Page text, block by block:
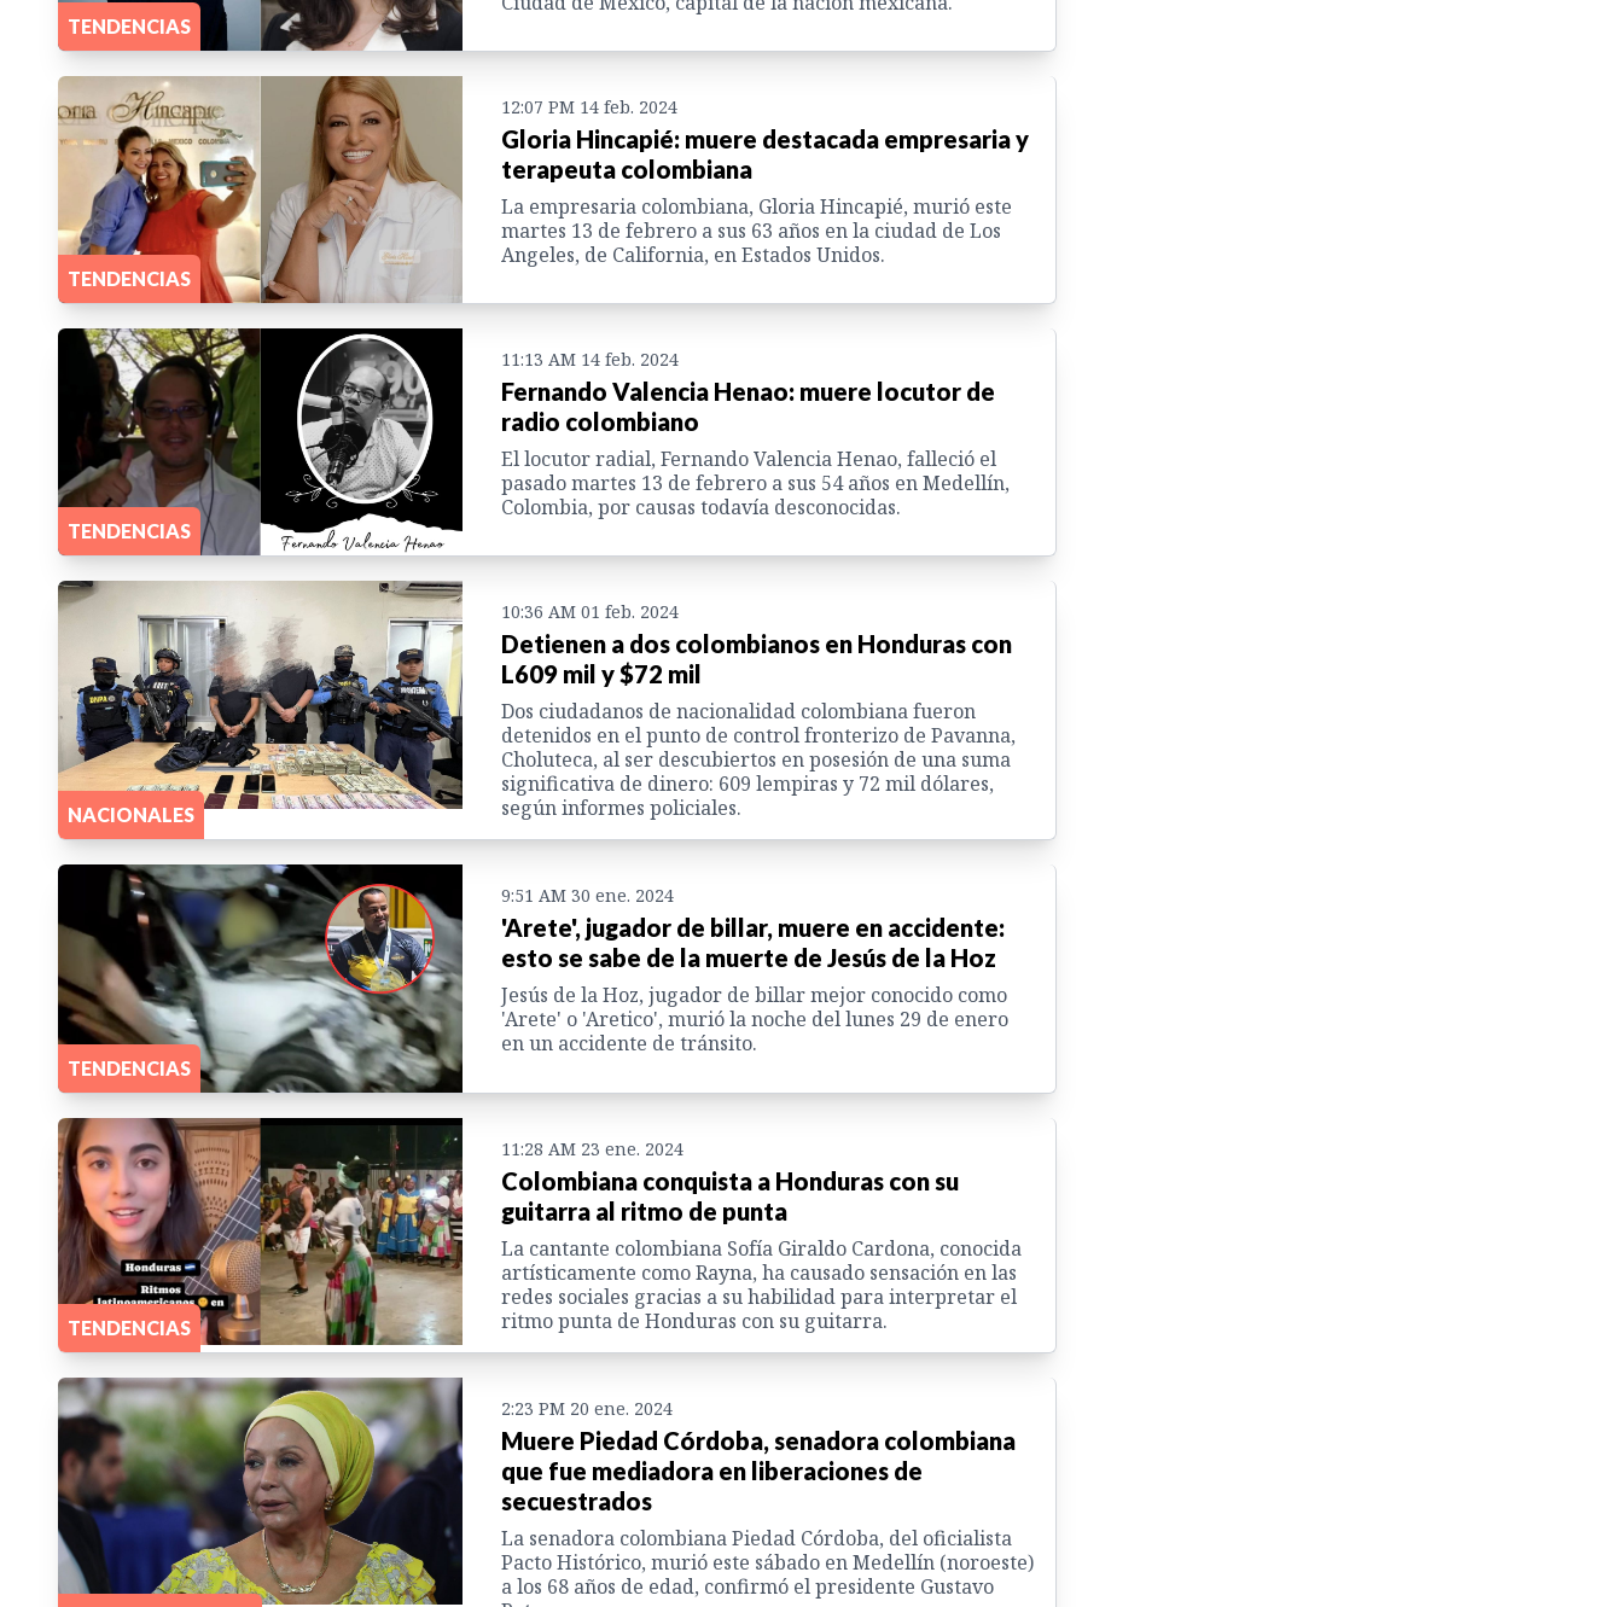
TENDENCIAS
TENDENCIAS
12:07 PM 14 feb. 2024
Gloria Hincapié: muere destacada empresaria y
terapeuta colombiana
La empresaria colombiana, Gloria Hincapié, murió este
martes 13 de febrero a sus 63 años en la ciudad de Los
Angeles, de California, en Estados Unidos.
TENDENCIAS
11:13 AM 14 feb. 2024
Fernando Valencia Henao: muere locutor de
radio colombiano
El locutor radial, Fernando Valencia Henao, falleció el
pasado martes 13 de febrero a sus 54 años en Medellín,
Colombia, por causas todavía desconocidas.
NACIONALES
10:36 AM 01 feb. 2024
Detienen a dos colombianos en Honduras con
L609 mil y $72 mil
Dos ciudadanos de nacionalidad colombiana fueron
detenidos en el punto de control fronterizo de Pavanna,
Choluteca, al ser descubiertos en posesión de una suma
significativa de dinero: 609 lempiras y 72 mil dólares,
según informes policiales.
TENDENCIAS
9:51 AM 30 ene. 2024
'Arete', jugador de billar, muere en accidente:
esto se sabe de la muerte de Jesús de la Hoz
Jesús de la Hoz, jugador de billar mejor conocido como
'Arete' o 'Aretico', murió la noche del lunes 29 de enero
en un accidente de tránsito.
TENDENCIAS
11:28 AM 23 ene. 2024
Colombiana conquista a Honduras con su
guitarra al ritmo de punta
La cantante colombiana Sofía Giraldo Cardona, conocida
artísticamente como Rayna, ha causado sensación en las
redes sociales gracias a su habilidad para interpretar el
ritmo punta de Honduras con su guitarra.
2:23 PM 20 ene. 2024
Muere Piedad Córdoba, senadora colombiana
que fue mediadora en liberaciones de
secuestrados
La senadora colombiana Piedad Córdoba, del oficialista
Pacto Histórico, murió este sábado en Medellín (noroeste)
a los 68 años de edad, confirmó el presidente Gustavo